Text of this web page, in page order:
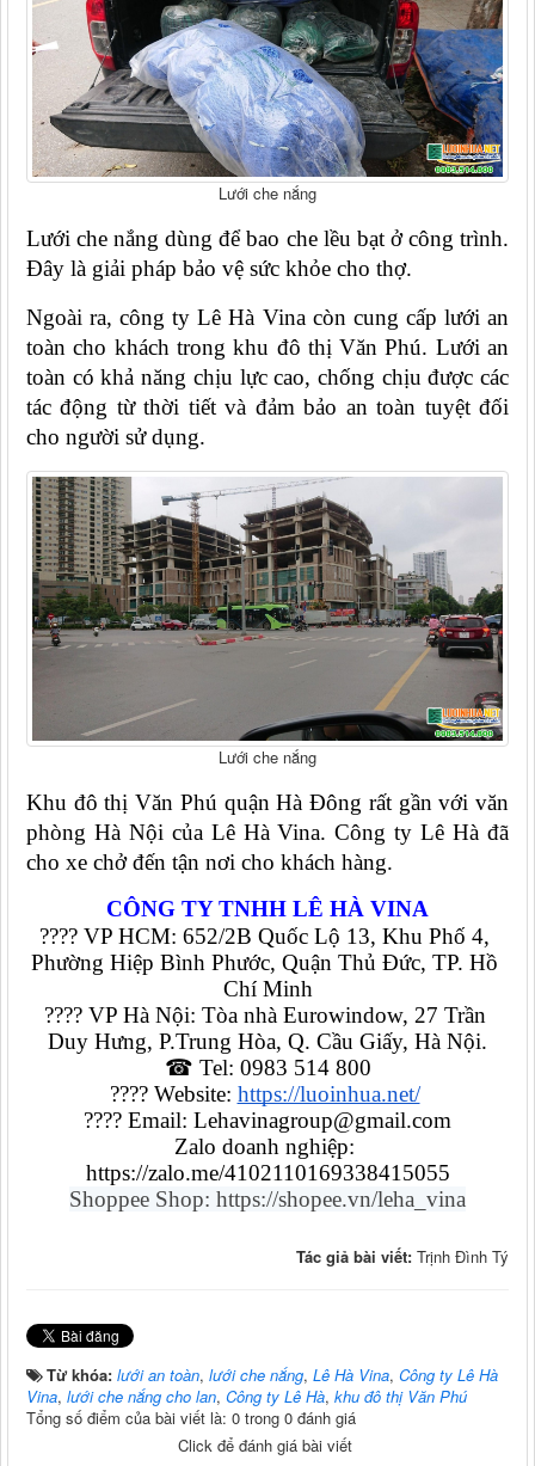
Lưới che nắng
Lưới che nắng dùng để bao che lều bạt ở công trình.
Đây là giải pháp bảo vệ sức khỏe cho thợ.
Ngoài ra, công ty Lê Hà Vina còn cung cấp lưới an
toàn cho khách trong khu đô thị Văn Phú. Lưới an
toàn có khả năng chịu lực cao, chống chịu được các
tác động từ thời tiết và đảm bảo an toàn tuyệt đối
cho người sử dụng.
Lưới che nắng
Khu đô thị Văn Phú quận Hà Đông rất gần với văn
phòng Hà Nội của Lê Hà Vina. Công ty Lê Hà đã
cho xe chở đến tận nơi cho khách hàng.
CÔNG TY TNHH LÊ HÀ VINA
???? VP HCM: 652/2B Quốc Lộ 13, Khu Phố 4,
Phường Hiệp Bình Phước, Quận Thủ Đức, TP. Hồ
Chí Minh
???? VP Hà Nội: Tòa nhà Eurowindow, 27 Trần
Duy Hưng, P.Trung Hòa, Q. Cầu Giấy, Hà Nội.
☎ Tel: 0983 514 800
???? Website: https://luoinhua.net/
???? Email: Lehavinagroup@gmail.com
https://zalo.me/4102110169338415055
Shoppee Shop: https://shopee.vn/leha_vina
Tác giả bài viết: Trịnh Đình Tý
Từ khóa: lưới an toàn, lưới che nắng, Lê Hà Vina, Công ty Lê Hà
Vina, lưới che nắng cho lan, Công ty Lê Hà, khu đô thị Văn Phú
Tổng số điểm của bài viết là: 0 trong 0 đánh giá
Click để đánh giá bài viết